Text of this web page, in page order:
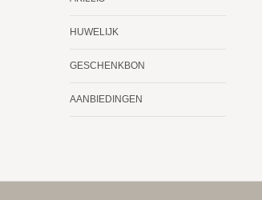
HUWELIJK
GESCHENKBON
AANBIEDINGEN